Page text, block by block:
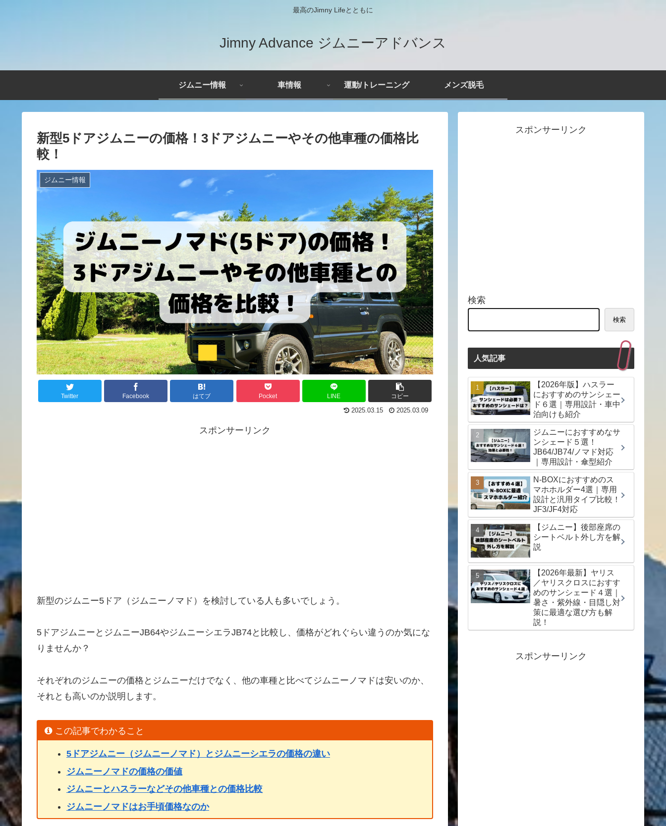
最高のJimny Lifeとともに
Jimny Advance ジムニーアドバンス
ジムニー情報 車情報 運動/トレーニング メンズ脱毛
新型5ドアジムニーの価格！3ドアジムニーやその他車種の価格比
較！
ジムニー情報
Twitter Facebook はてブ Pocket LINE コピー
2025.03.15 2025.03.09
スポンサーリンク
新型のジムニー5ドア（ジムニーノマド）を検討している人も多いでしょう。
5ドアジムニーとジムニーJB64やジムニーシエラJB74と比較し、価格がどれぐらい違うのか気にな
りませんか？
それぞれのジムニーの価格とジムニーだけでなく、他の車種と比べてジムニーノマドは安いのか、
それとも高いのか説明します。
この記事でわかること
5ドアジムニー（ジムニーノマド）とジムニーシエラの価格の違い
ジムニーノマドの価格の価値
ジムニーとハスラーなどその他車種との価格比較
ジムニーノマドはお手頃価格なのか
スポンサーリンク
検索
検索
人気記事
【2026年版】ハスラー
におすすめのサンシェー
ド６選｜専用設計・車中
泊向けも紹介
ジムニーにおすすめなサ
ンシェード５選！
JB64/JB74/ノマド対応
｜専用設計・傘型紹介
N-BOXにおすすめのス
マホホルダー4選｜専用
設計と汎用タイプ比較！
JF3/JF4対応
【ジムニー】後部座席の
シートベルト外し方を解
説
【2026年最新】ヤリス
／ヤリスクロスにおすす
めのサンシェード４選｜
暑さ・紫外線・目隠し対
策に最適な選び方も解
説！
スポンサーリンク